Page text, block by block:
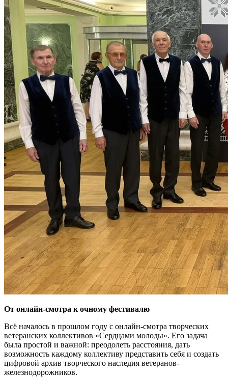
От онлайн-смотра к очному фестивалю
Всё началось в прошлом году с онлайн-смотра творческих
ветеранских коллективов «Сердцами молоды». Его задача
была простой и важной: преодолеть расстояния, дать
возможность каждому коллективу представить себя и создать
цифровой архив творческого наследия ветеранов-
железнодорожников.